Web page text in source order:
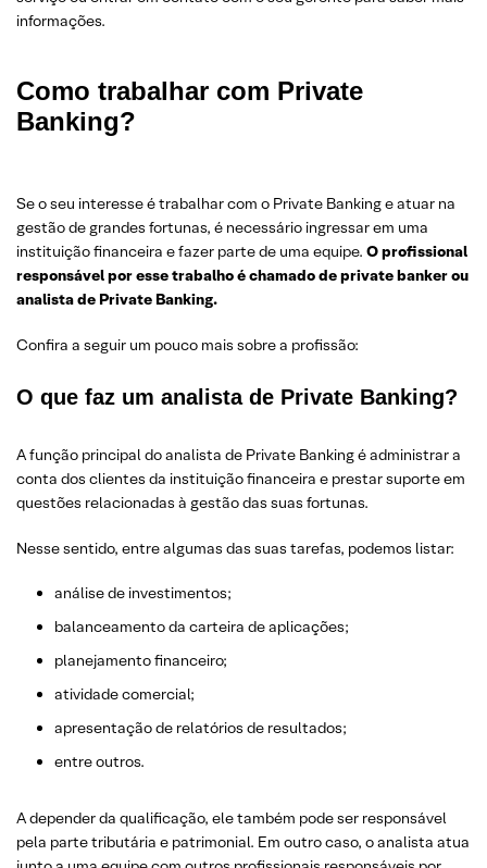
informações.
Como trabalhar com Private
Banking?
Se o seu interesse é trabalhar com o Private Banking e atuar na
gestão de grandes fortunas, é necessário ingressar em uma
instituição financeira e fazer parte de uma equipe. O profissional
responsável por esse trabalho é chamado de private banker ou
analista de Private Banking.
Confira a seguir um pouco mais sobre a profissão:
O que faz um analista de Private Banking?
A função principal do analista de Private Banking é administrar a
conta dos clientes da instituição financeira e prestar suporte em
questões relacionadas à gestão das suas fortunas.
Nesse sentido, entre algumas das suas tarefas, podemos listar:
análise de investimentos;
balanceamento da carteira de aplicações;
planejamento financeiro;
atividade comercial;
apresentação de relatórios de resultados;
entre outros.
A depender da qualificação, ele também pode ser responsável
pela parte tributária e patrimonial. Em outro caso, o analista atua